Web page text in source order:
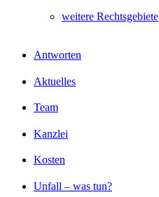
weitere Rechtsgebiete
Antworten
Aktuelles
Team
Kanzlei
Kosten
Unfall – was tun?